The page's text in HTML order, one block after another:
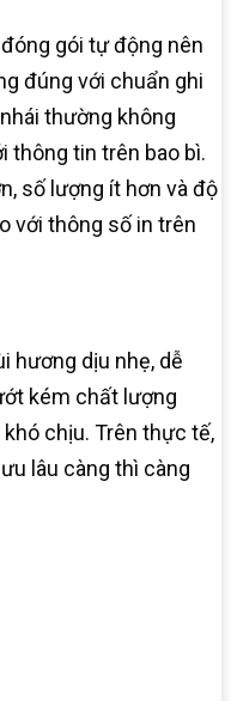
gói tự động nên
đúng với chuẩn ghi
thường không
thông tin trên bao bì.
số lượng ít hơn và độ
với thông số in trên
hương dịu nhẹ, dễ
kém chất lượng
chịu. Trên thực tế,
lâu càng thì càng